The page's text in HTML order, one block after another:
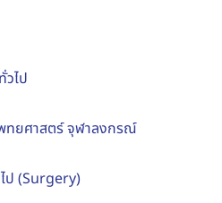
ไป
ยศาสตร์ จุฬาลงกรณ์
ป (Surgery)